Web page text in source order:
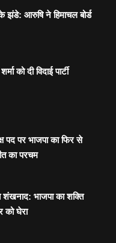
आरुषि ने हिमाचल बोर्ड
दी विदाई पार्टी
पद पर भाजपा का फिर से
का परचम
शंखनाद: भाजपा का शक्ति
को घेरा